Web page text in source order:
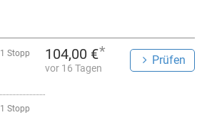
1 Stopp
1 Stopp
104,00 €*
vor 16 Tagen
Prüfen